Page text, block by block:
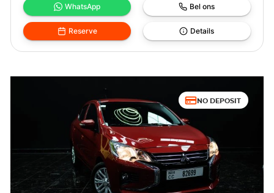
WhatsApp Bel ons
Reserve Details
NO DEPOSIT